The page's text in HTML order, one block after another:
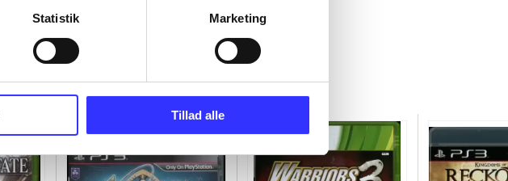
Statistik Marketing
Tillad alle